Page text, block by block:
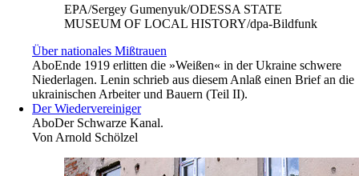
EPA/Sergey Gumenyuk/ODESSA STATE
MUSEUM OF LOCAL HISTORY/dpa-Bildfunk
Über nationales Mißtrauen
AboEnde 1919 erlitten die »Weißen« in der Ukraine schwere
Niederlagen. Lenin schrieb aus diesem Anlaß einen Brief an die
ukrainischen Arbeiter und Bauern (Teil II).
Der Wiedervereiniger
AboDer Schwarze Kanal.
Von Arnold Schölzel